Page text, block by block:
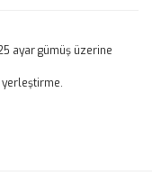
ayar gümüş üzerine